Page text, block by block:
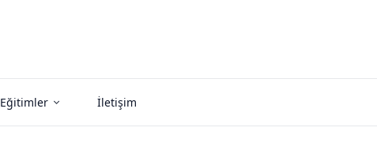
Eğitimler İletişim